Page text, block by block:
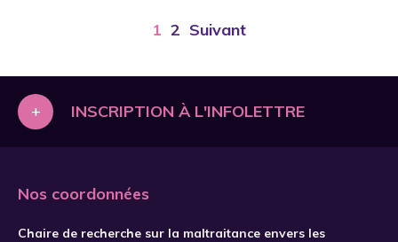
1 2 Suivant
+ INSCRIPTION À L'INFOLETTRE
Nos coordonnées
Chaire de recherche sur la maltraitance envers les